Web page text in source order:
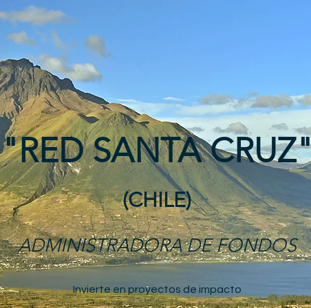
"RED SANTA
(CHILE)
ADMINISTRADORA DE FONDOS
Invierte en proyectos de impacto